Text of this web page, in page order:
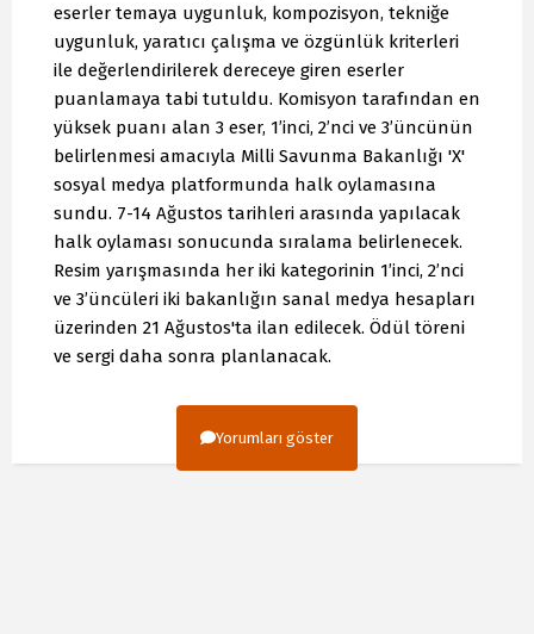
eserler temaya uygunluk, kompozisyon, tekniğe
uygunluk, yaratıcı çalışma ve özgünlük kriterleri
ile değerlendirilerek dereceye giren eserler
puanlamaya tabi tutuldu. Komisyon tarafından en
yüksek puanı alan 3 eser, 1’inci, 2’nci ve 3’üncünün
belirlenmesi amacıyla Milli Savunma Bakanlığı 'X'
sosyal medya platformunda halk oylamasına
sundu. 7-14 Ağustos tarihleri arasında yapılacak
halk oylaması sonucunda sıralama belirlenecek.
Resim yarışmasında her iki kategorinin 1’inci, 2’nci
ve 3’üncüleri iki bakanlığın sanal medya hesapları
üzerinden 21 Ağustos'ta ilan edilecek. Ödül töreni
ve sergi daha sonra planlanacak.
Yorumları göster